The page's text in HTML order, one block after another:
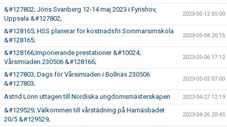
&#127802; Jöns Svanberg 12-14 maj 2023 i Fyrishov,
Uppsala &#127802;
2023-05-12 05:00
&#128165; HSS planerar för kostnadsfri Sommarsimskola
&#128165;
2023-05-08 20:15
&#128166;Imponerande prestationer &#10024;
Vårsimiaden 230506 &#128166;
2023-05-06 17:12
&#127803; Dags för Vårsimiaden i Bollnäs 230506
&#127803;
2023-05-02 07:00
Astrid Lönn uttagen till Nordiska ungdomsmästerskapen 2023-04-27 12:19
&#129529; Välkommen till vårstädning på Harnäsbadet
20/5 &#129529;
2023-04-26 20:45